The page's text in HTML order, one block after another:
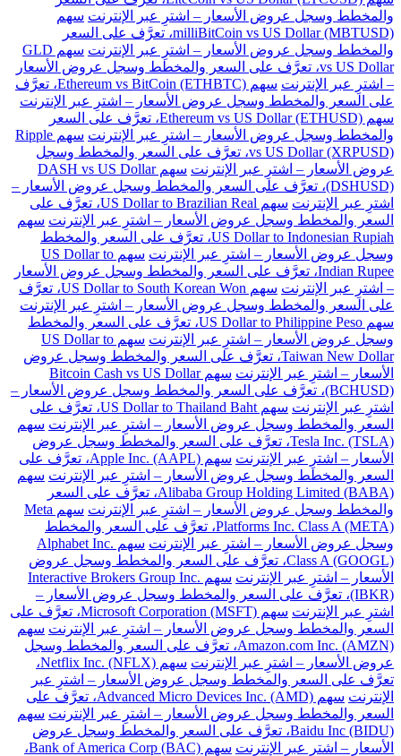
والمخطط وسجل عروض الأسعار – اشترِ عبر الإنترنت سهم
milliBitCoin vs US Dollar (MBTUSD)، تعرَّف على السعر
والمخطط وسجل عروض الأسعار – اشترِ عبر الإنترنت
سهم GLD
vs US Dollar، تعرَّف على السعر والمخطط وسجل عروض الأسعار
– اشترِ عبر الإنترنت
سهم Ethereum vs BitCoin (ETHBTC)، تعرَّف
على السعر والمخطط وسجل عروض الأسعار – اشترِ عبر الإنترنت
سهم Ethereum vs US Dollar (ETHUSD)، تعرَّف على السعر
والمخطط وسجل عروض الأسعار – اشترِ عبر الإنترنت
سهم Ripple
vs US Dollar (XRPUSD)، تعرَّف على السعر والمخطط وسجل
عروض الأسعار – اشترِ عبر الإنترنت
سهم DASH vs US Dollar
(DSHUSD)، تعرَّف على السعر والمخطط وسجل عروض الأسعار –
اشترِ عبر الإنترنت
سهم US Dollar to Brazilian Real، تعرَّف على
السعر والمخطط وسجل عروض الأسعار – اشترِ عبر الإنترنت سهم
US Dollar to Indonesian Rupiah، تعرَّف على السعر والمخطط
وسجل عروض الأسعار – اشترِ عبر الإنترنت
سهم US Dollar to
Indian Rupee، تعرَّف على السعر والمخطط وسجل عروض الأسعار
– اشترِ عبر الإنترنت
سهم US Dollar to South Korean Won، تعرَّف
على السعر والمخطط وسجل عروض الأسعار – اشترِ عبر الإنترنت
سهم US Dollar to Philippine Peso، تعرَّف على السعر والمخطط
وسجل عروض الأسعار – اشترِ عبر الإنترنت
سهم US Dollar to
Taiwan New Dollar، تعرَّف على السعر والمخطط وسجل عروض
الأسعار – اشترِ عبر الإنترنت
سهم Bitcoin Cash vs US Dollar
(BCHUSD)، تعرَّف على السعر والمخطط وسجل عروض الأسعار –
اشترِ عبر الإنترنت
سهم US Dollar to Thailand Baht، تعرَّف على
السعر والمخطط وسجل عروض الأسعار – اشترِ عبر الإنترنت سهم
Tesla Inc. (TSLA)، تعرَّف على السعر والمخطط وسجل عروض
الأسعار – اشترِ عبر الإنترنت
سهم Apple Inc. (AAPL)، تعرَّف على
السعر والمخطط وسجل عروض الأسعار – اشترِ عبر الإنترنت سهم
Alibaba Group Holding Limited (BABA)، تعرَّف على السعر
والمخطط وسجل عروض الأسعار – اشترِ عبر الإنترنت
سهم Meta
Platforms Inc. Class A (META)، تعرَّف على السعر والمخطط
وسجل عروض الأسعار – اشترِ عبر الإنترنت
سهم Alphabet Inc.
Class A (GOOGL)، تعرَّف على السعر والمخطط وسجل عروض
الأسعار – اشترِ عبر الإنترنت
سهم Interactive Brokers Group Inc.
(IBKR)، تعرَّف على السعر والمخطط وسجل عروض الأسعار –
اشترِ عبر الإنترنت
سهم Microsoft Corporation (MSFT)، تعرَّف على
السعر والمخطط وسجل عروض الأسعار – اشترِ عبر الإنترنت سهم
Amazon.com Inc. (AMZN)، تعرَّف على السعر والمخطط وسجل
عروض الأسعار – اشترِ عبر الإنترنت
سهم Netflix Inc. (NFLX)،
تعرَّف على السعر والمخطط وسجل عروض الأسعار – اشترِ عبر
الإنترنت
سهم Advanced Micro Devices Inc. (AMD)، تعرَّف على
السعر والمخطط وسجل عروض الأسعار – اشترِ عبر الإنترنت سهم
Baidu Inc (BIDU)، تعرَّف على السعر والمخطط وسجل عروض
الأسعار – اشترِ عبر الإنترنت
سهم Bank of America Corp (BAC)،